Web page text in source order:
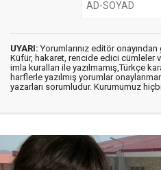
UYARI: Yorumlarınız editör
Küfür, hakaret, rencide edici cümleler
imla kuralları ile yazılmamış,Türkçe
harflerle yazılmış yorumlar
yazarları sorumludur. Kurumumuz